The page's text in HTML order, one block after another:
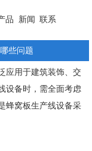
品 新闻 联系
些问题
应用于建筑装饰、交
设备时，需全面考虑
蜂窝板生产线设备采